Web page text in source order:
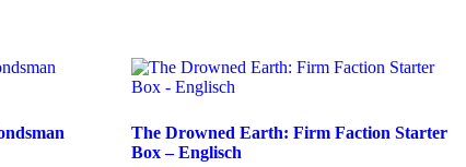
The Drowned Earth: Firm Faction Starter
Box – Englisch